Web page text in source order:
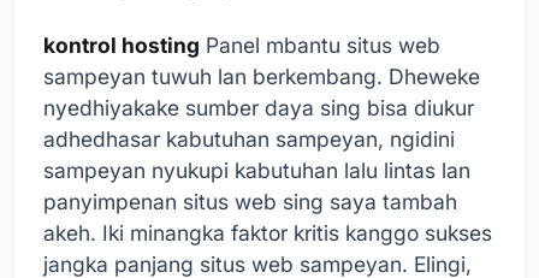
kontrol hosting Panel mbantu situs web
sampeyan tuwuh lan berkembang. Dheweke
nyedhiyakake sumber daya sing bisa diukur
adhedhasar kabutuhan sampeyan, ngidini
sampeyan nyukupi kabutuhan lalu lintas lan
panyimpenan situs web sing saya tambah
akeh. Iki minangka faktor kritis kanggo sukses
jangka panjang situs web sampeyan. Elingi,